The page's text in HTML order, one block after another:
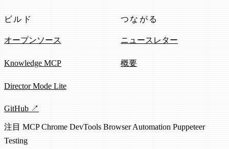
ビルド
オープンソース
Knowledge MCP
Director Mode Lite
GitHub ↗
つながる
ニュースレター
概要
注目 MCPChrome DevTools Browser Automation Puppeteer
Testing